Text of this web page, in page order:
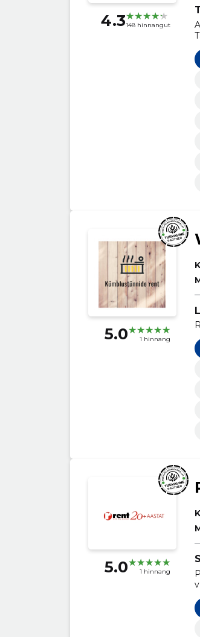
4.3148 hinnangut
5.0 1 hinnang
5.0 1 hinnang